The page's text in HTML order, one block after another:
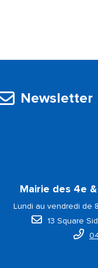
Newsletter
Mairie des 4e
Lundi au vendredi de
13 Square